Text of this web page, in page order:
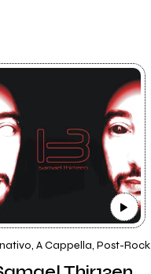
A Cappella, Post-Rock